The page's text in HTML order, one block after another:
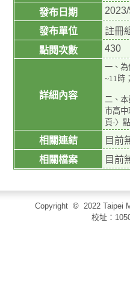
發布日期
發布單位
註冊
點閱次數
430
詳細內容
一、為
~11時
二、本
市高中
頁-〉
相關連結
目前
相關檔案
目前
Copyright © 2022 Taipei
校址：